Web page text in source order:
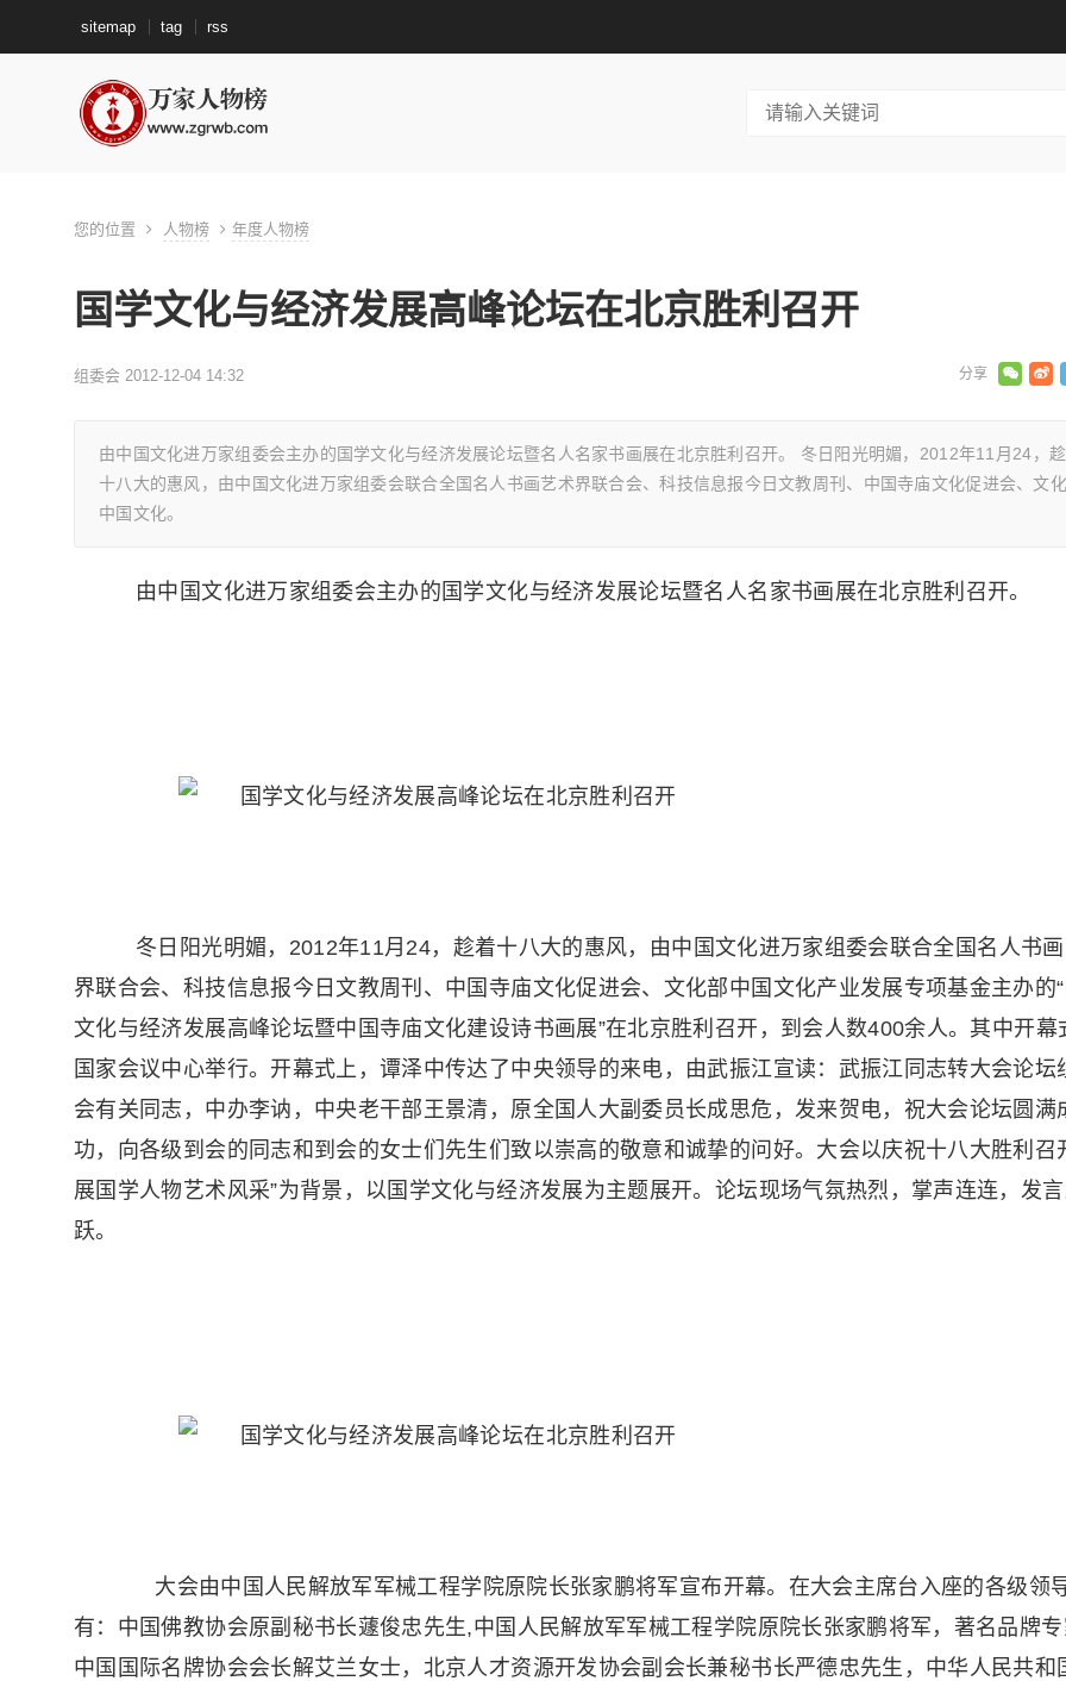
sitemap tag rss
您的位置 人物榜 年度人物榜
国学文化与经济发展高峰论坛在北京胜利召开
组委会 2012-12-04 14:32
由中国文化进万家组委会主办的国学文化与经济发展论坛暨名人名家书画展在北京胜利召开。 冬日阳光明媚，2012年11月24，
十八大的惠风，由中国文化进万家组委会联合全国名人书画艺术界联合会、科技信息报今日文教周刊、中国寺庙文化促进会、文
中国文化。
由中国文化进万家组委会主办的国学文化与经济发展论坛暨名人名家书画展在北京胜利召开。
冬日阳光明媚，2012年11月24，趁着十八大的惠风，由中国文化进万家组委会联合全国名人书
界联合会、科技信息报今日文教周刊、中国寺庙文化促进会、文化部中国文化产业发展专项基金主办的
文化与经济发展高峰论坛暨中国寺庙文化建设诗书画展”在北京胜利召开，到会人数400余人。其中开幕
国家会议中心举行。开幕式上，谭泽中传达了中央领导的来电，由武振江宣读：武振江同志转大会论坛
会有关同志，中办李讷，中央老干部王景清，原全国人大副委员长成思危，发来贺电，祝大会论坛圆满
功，向各级到会的同志和到会的女士们先生们致以崇高的敬意和诚挚的问好。大会以庆祝十八大胜利召
展国学人物艺术风采”为背景，以国学文化与经济发展为主题展开。论坛现场气氛热烈，掌声连连，发
跃。
大会由中国人民解放军军械工程学院原院长张家鹏将军宣布开幕。在大会主席台入座的各级领
有：中国佛教协会原副秘书长蘧俊忠先生,中国人民解放军军械工程学院原院长张家鹏将军，著名品牌专
中国国际名牌协会会长解艾兰女士，北京人才资源开发协会副会长兼秘书长严德忠先生，中华人民共和